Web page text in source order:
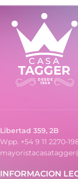
Libertad 359, 2B
Wpp. +54 9 11 2270-
INFORMACION